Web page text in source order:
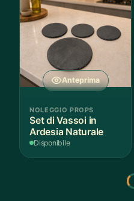
Anteprima
NOLEGGIO PROPS
Set di Vassoi in
Ardesia Naturale
Disponibile